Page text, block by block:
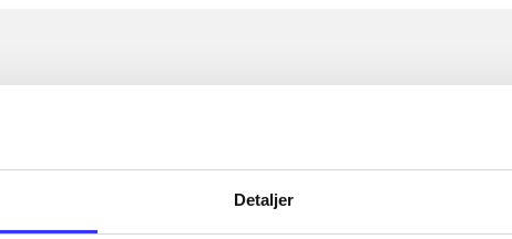
Detaljer